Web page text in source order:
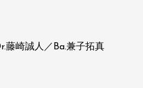
藤崎誠人／Ba.兼子拓真